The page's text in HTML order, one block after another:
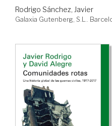
Rodrigo Sánchez, Javier
Galaxia Gutenberg, S.L..